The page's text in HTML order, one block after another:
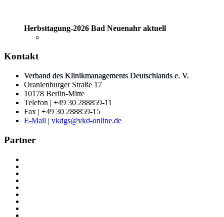
Herbsttagung-2026 Bad Neuenahr aktuell
Kontakt
Verband des Klinikmanagements Deutschlands e. V.
Oranienburger Straße 17
10178 Berlin-Mitte
Telefon | +49 30 288859-11
Fax | +49 30 288859-15
E-Mail | vkdgs@vkd-online.de
Partner